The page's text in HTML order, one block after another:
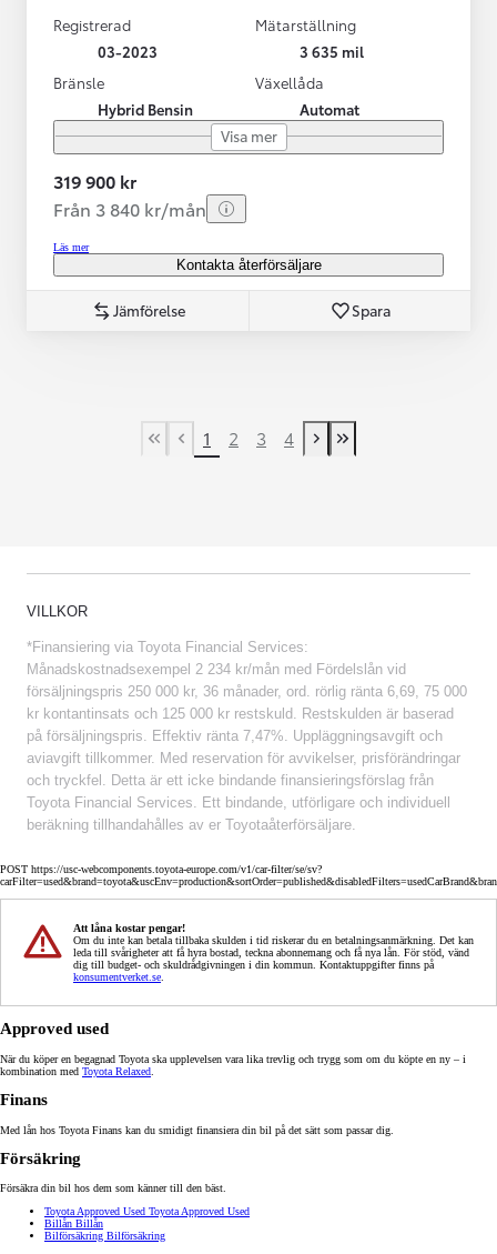
Registrerad
03-2023
Mätarställning
3 635 mil
Bränsle
Hybrid Bensin
Växellåda
Automat
Visa mer
319 900 kr
Från 3 840 kr/mån
Läs mer
Kontakta återförsäljare
Jämförelse Spara
First Page
Previous page
1 2 3 4
Next page
Last Page
VILLKOR
*Finansiering via Toyota Financial Services:
Månadskostnadsexempel 2 234 kr/mån med Fördelslån vid
försäljningspris 250 000 kr, 36 månader, ord. rörlig ränta 6,69, 75 000
kr kontantinsats och 125 000 kr restskuld. Restskulden är baserad
på försäljningspris. Effektiv ränta 7,47%. Uppläggningsavgift och
aviavgift tillkommer. Med reservation för avvikelser, prisförändringar
och tryckfel. Detta är ett icke bindande finansieringsförslag från
Toyota Financial Services. Ett bindande, utförligare och individuell
beräkning tillhandahålles av er Toyotaåterförsäljare.
POST https://usc-webcomponents.toyota-europe.com/v1/car-filter/se/sv?
Att låna kostar pengar!
Om du inte kan betala tillbaka skulden i tid riskerar du en betalningsanmärkning. Det kan
leda till svårigheter att få hyra bostad, teckna abonnemang och få nya lån. För stöd, vänd
dig till budget- och skuldrådgivningen i din kommun. Kontaktuppgifter finns på
konsumentverket.se
Approved used
När du köper en begagnad Toyota ska upplevelsen vara lika trevlig och trygg som om du köpte en ny – i
kombination med Toyota Relaxed
Finans
Med lån hos Toyota Finans kan du smidigt finansiera din bil på det sätt som passar dig.
Försäkring
Försäkra din bil hos dem som känner till den bäst.
Toyota Approved Used Toyota Approved Used
Billån Billån
Bilförsäkring Bilförsäkring